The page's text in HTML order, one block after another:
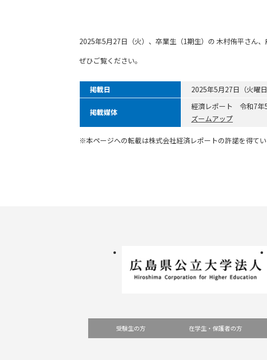
2025年5月27日（火）、卒業生（1期生）の 木村侑平さん
ぜひご覧ください。
掲載日 2025年5月27日（火曜日
掲載媒体
經濟レポート 令和7
ズームアップ
※本ページへの転載は株式会社経済レポートの許諾を得てい
受験生の方 在学生・保護者の方